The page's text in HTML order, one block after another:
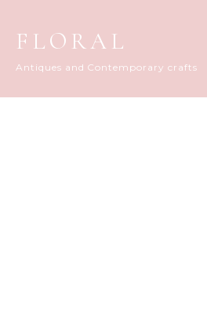
FLORAL
Antiques and Contemporary crafts